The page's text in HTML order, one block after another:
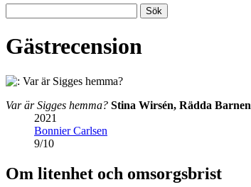
Gästrecension
Var är Sigges hemma? Stina Wirsén, Rädda Barnen
2021
Bonnier Carlsen
9/10
Om litenhet och omsorgsbrist